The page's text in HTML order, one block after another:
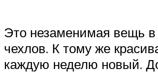
Это незаменимая вещь в
чехлов. К тому же
каждую неделю новый.